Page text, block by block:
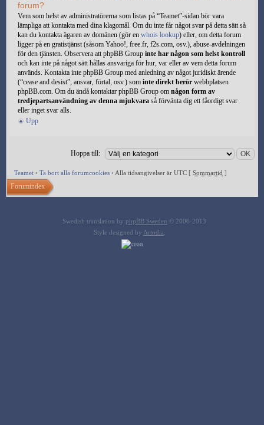
forum?
Vem som helst av administratörerna som listas på “Teamet”-sidan bör vara
lämpliga att kontakta med dina klagomål. Om du inte får något svar på detta sätt så
kan du kontakta ägaren av domänen (gör en whois lookup) eller, om detta forum
ligger på en gratistjänst (såsom Yahoo!, free.fr, f2s.com, osv.), abuse-avdelningen
för den tjänsten. Observera att phpBB Group inte har någon som helst kontroll
och kan inte på något sätt hållas ansvariga för hur, var eller av vem detta forum
används. Kontakta inte phpBB Group med anledning av något juridiskt ärende
(“cease and desist”, ansvar, förtal, osv.) som inte direkt berör webbplatsen
phpBB.com. Om du ändå kontaktar phpBB Group om någon form av
tredjepartsanvändning av denna mjukvara så förvänta dig ett fåordigt svar
eller inget svar alls.
Upp
Hoppa till:
Teamet • Ta bort alla forumcookies • Alla tidsangivelser är UTC [ Sommartid ]
Forumindex
Swedish translation by phpBB Sweden © 2006-2013
Style designed by Artodia